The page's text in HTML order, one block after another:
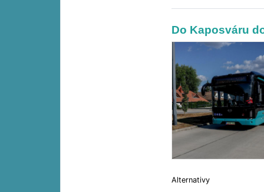
Do Kaposváru
Alternativy